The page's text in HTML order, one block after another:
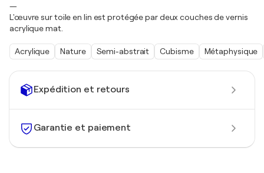
Expédition et retours
Garantie et paiement
—
L'œuvre sur toile en lin est protégée par deux couches de vernis
acrylique mat.
Acrylique Nature Semi-abstrait Cubisme Métaphysique